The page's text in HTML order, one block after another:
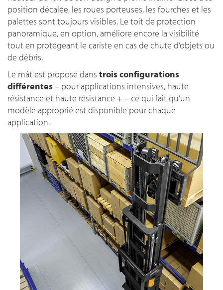
position décalée, les roues porteuses, les fourches et les
palettes sont toujours visibles. Le toit de protection
panoramique, en option, améliore encore la visibilité
tout en protégeant le cariste en cas de chute d’objets ou
de débris.
Le mât est proposé dans trois configurations
différentes– pour applications intensives, haute
résistance et haute résistance + – ce qui fait qu’un
modèle approprié est disponible pour chaque
application.